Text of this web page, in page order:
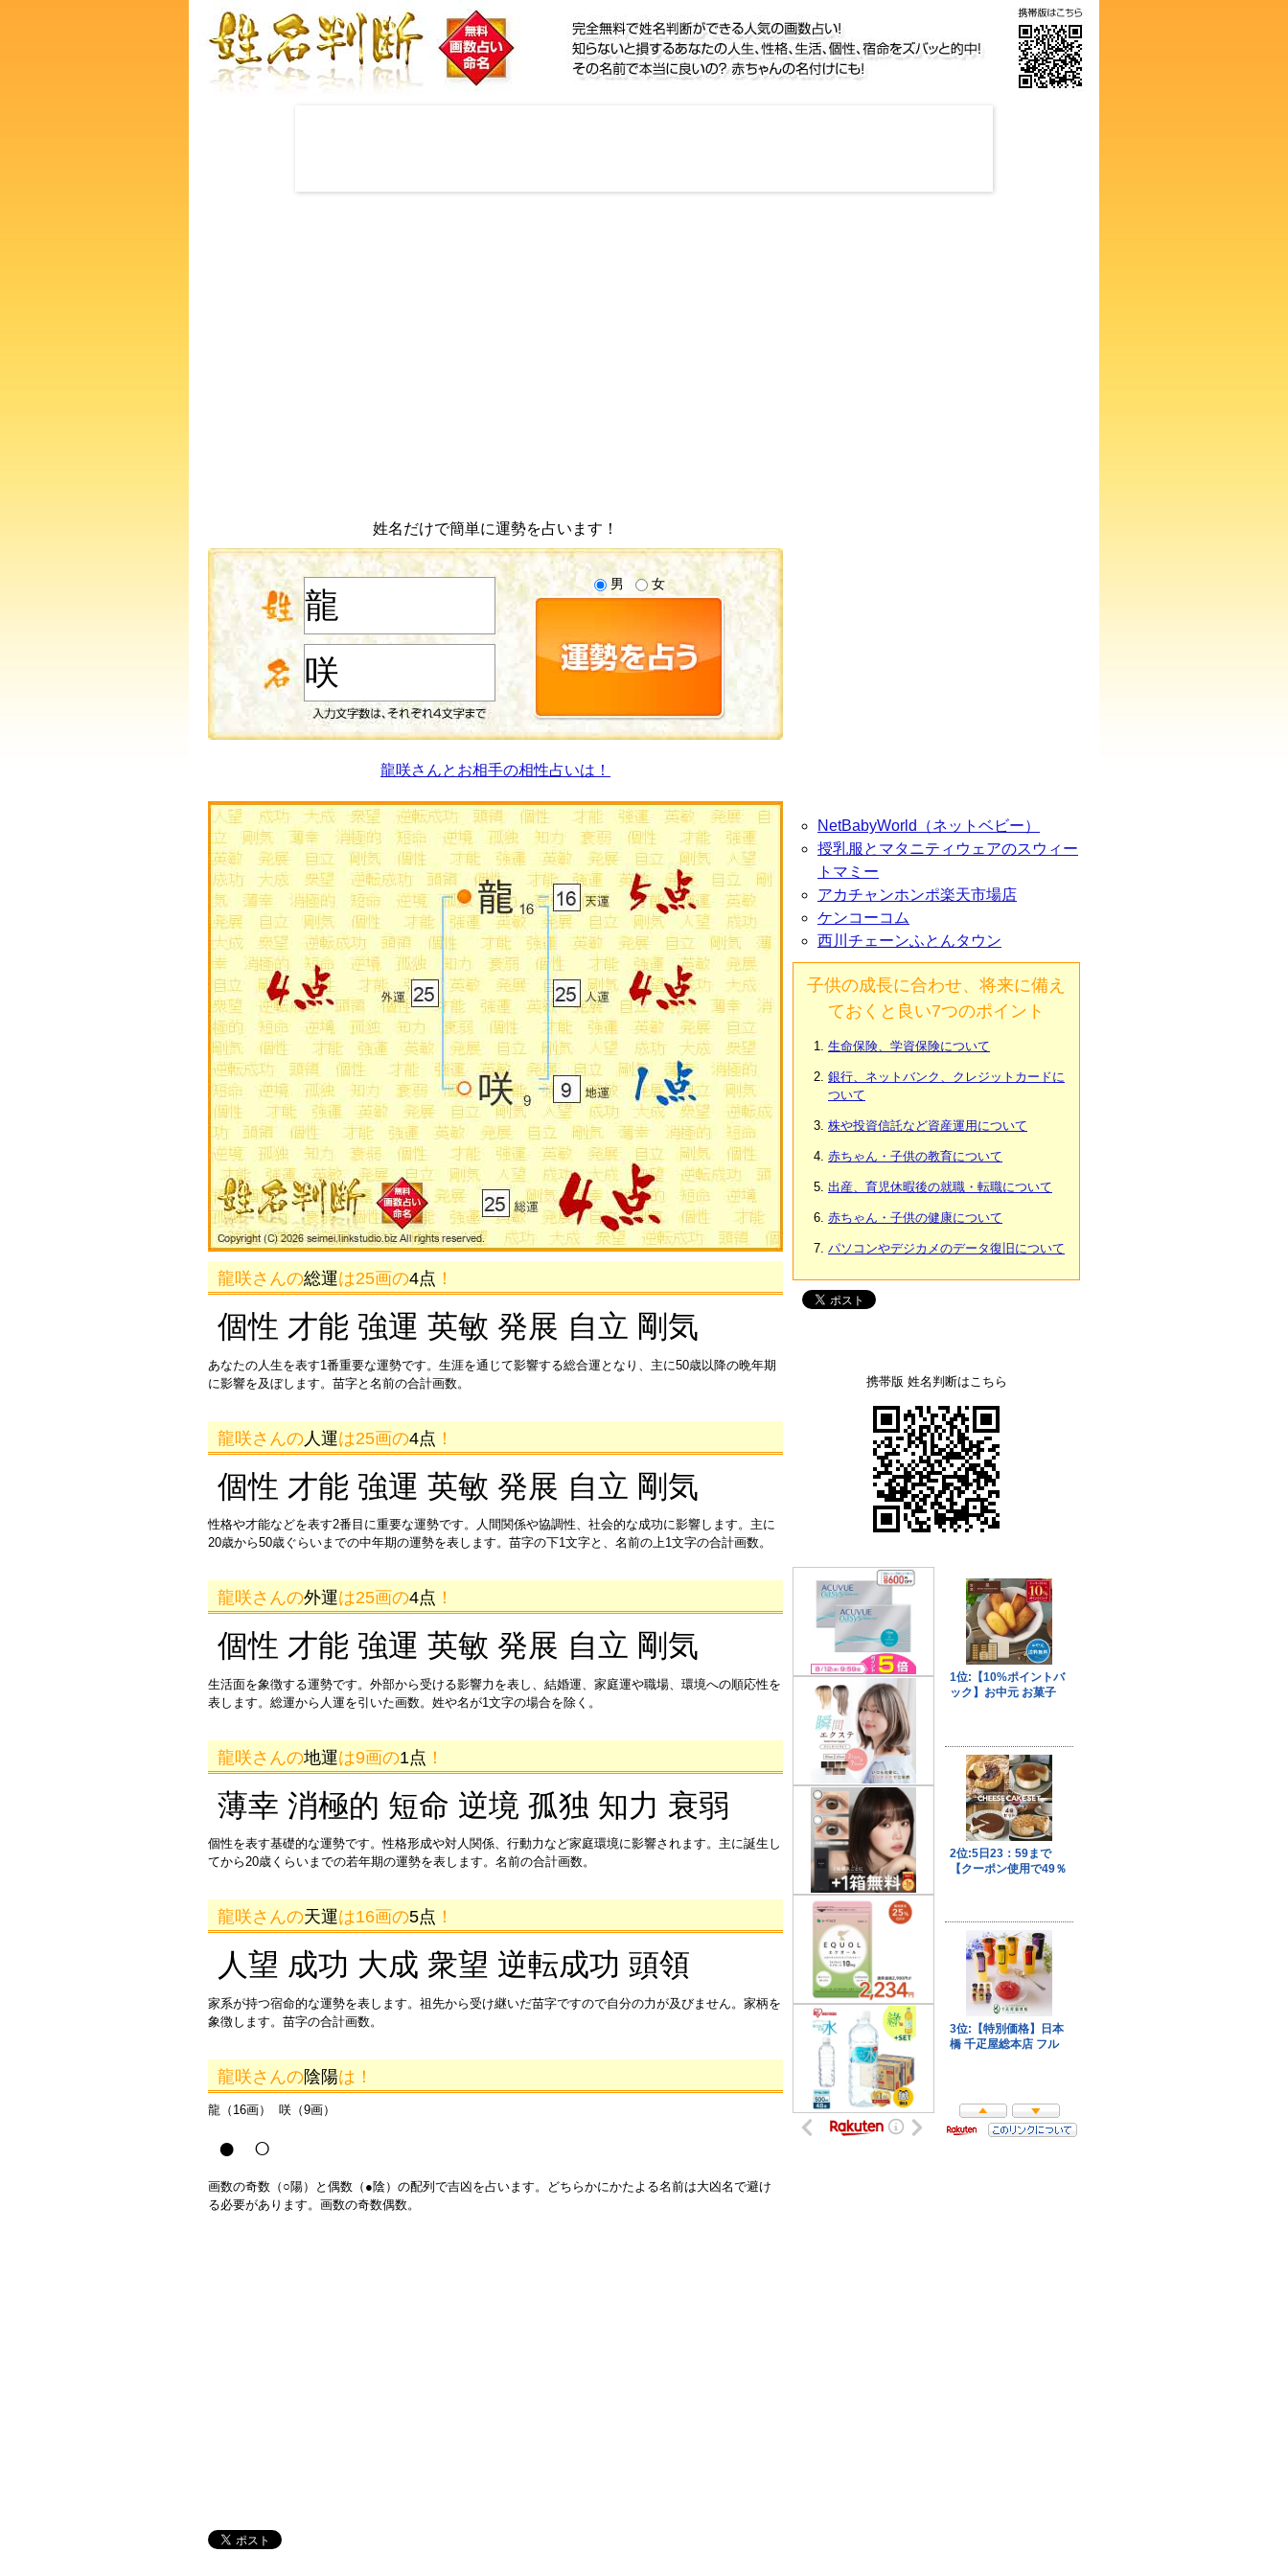
姓名だけで簡単に運勢を占います！
男 女
龍咲さんとお相手の相性占いは！
龍咲さんの総運は25画の4点 ！
個性 才能 強運 英敏 発展 自立 剛気
あなたの人生を表す1番重要な運勢です。生涯を通じて影響する総合運となり、主に50歳以降の晩年期
に影響を及ぼします。苗字と名前の合計画数。
龍咲さんの 人運は25画の4点 ！
個性 才能 強運 英敏 発展 自立 剛気
性格や才能などを表す2番目に重要な運勢です。人間関係や協調性、社会的な成功に影響します。主に
20歳から50歳ぐらいまでの中年期の運勢を表します。苗字の下1文字と、名前の上1文字の合計画数。
龍咲さんの外運は25画の4点 ！
個性 才能 強運 英敏 発展 自立 剛気
生活面を象徴する運勢です。外部から受ける影響力を表し、結婚運、家庭運や職場、環境への順応性を
表します。総運から人運を引いた画数。姓や名が1文字の場合を除く。
龍咲さんの地運は9画の1点 ！
薄幸 消極的 短命 逆境 孤独 知力 衰弱
個性を表す基礎的な運勢です。性格形成や対人関係、行動力など家庭環境に影響されます。主に誕生し
てから20歳くらいまでの若年期の運勢を表します。名前の合計画数。
龍咲さんの天運は16画の5点 ！
人望 成功 大成 衆望 逆転成功 頭領
家系が持つ宿命的な運勢を表します。祖先から受け継いだ苗字ですので自分の力が及びません。家柄を
象徴します。苗字の合計画数。
龍咲さんの陰陽は！
龍（16画） 咲（9画）
● ○
画数の奇数（○陽）と偶数（●陰）の配列で吉凶を占います。どちらかにかたよる名前は大凶名で避け
る必要があります。画数の奇数偶数。
NetBabyWorld（ネットベビー）
授乳服とマタニティウェアのスウィー
トマミー
アカチャンホンポ楽天市場店
ケンコーコム
西川チェーンふとんタウン
子供の成長に合わせ、将来に備え
ておくと良い7つのポイント
生命保険、学資保険について
銀行、ネットバンク、クレジットカードに
ついて
株や投資信託など資産運用について
赤ちゃん・子供の教育について
出産、育児休暇後の就職・転職について
赤ちゃん・子供の健康について
パソコンやデジカメのデータ復旧について
携帯版 姓名判断はこちら